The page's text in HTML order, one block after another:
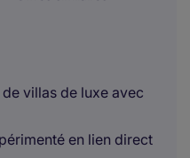
villas de luxe avec
en lien direct